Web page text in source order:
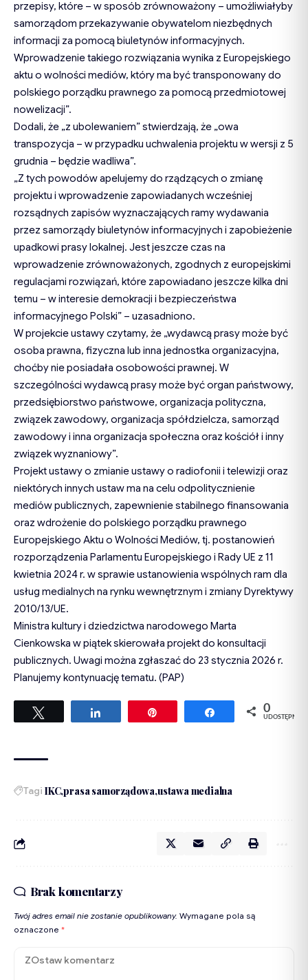
przepisy, które – w sposób zrównoważony – umożliwiałyby
samorządom przekazywanie obywatelom niezbędnych
informacji za pomocą biuletynów informacyjnych.
Wprowadzenie takiego rozwiązania wynika z Europejskiego
aktu o wolności mediów, który ma być transponowany do
polskiego porządku prawnego za pomocą przedmiotowej
nowelizacji”.
Dodali, że „z ubolewaniem” stwierdzają, że „owa
transpozycja – w przypadku uchwalenia projektu w wersji z 5
grudnia – będzie wadliwa”.
„Z tych powodów apelujemy do rządzących o zmianę
projektu i wprowadzenie zapowiadanych wcześniej
rozsądnych zapisów wyznaczających ramy wydawania
przez samorządy biuletynów informacyjnych i zapobieżenie
upadkowi prasy lokalnej. Jest jeszcze czas na
wprowadzenie zrównoważonych, zgodnych z europejskimi
regulacjami rozwiązań, które zapowiadano jeszcze kilka dni
temu – w interesie demokracji i bezpieczeństwa
informacyjnego Polski” – uzasadniono.
W projekcie ustawy czytamy, że „wydawcą prasy może być
osoba prawna, fizyczna lub inna jednostka organizacyjna,
choćby nie posiadała osobowości prawnej. W
szczególności wydawcą prasy może być organ państwowy,
przedsiębiorstwo państwowe, organizacja polityczna,
związek zawodowy, organizacja spółdzielcza, samorząd
zawodowy i inna organizacja społeczna oraz kościół i inny
związek wyznaniowy”.
Projekt ustawy o zmianie ustawy o radiofonii i telewizji oraz
niektórych innych ustaw ma na celu odpolitycznienie
mediów publicznych, zapewnienie stabilnego finansowania
oraz wdrożenie do polskiego porządku prawnego
Europejskiego Aktu o Wolności Mediów, tj. postanowień
rozporządzenia Parlamentu Europejskiego i Rady UE z 11
kwietnia 2024 r. w sprawie ustanowienia wspólnych ram dla
usług medialnych na rynku wewnętrznym i zmiany Dyrektywy
2010/13/UE.
Ministra kultury i dziedzictwa narodowego Marta
Cienkowska w piątek skierowała projekt do konsultacji
publicznych. Uwagi można zgłaszać do 23 stycznia 2026 r.
Planujemy kontynuację tematu. (PAP)
Udostępnij Udostępnij
0
UDOSTĘPNIEŃ
Tagi IKC prasa samorządowa ustawa medialna
Brak komentarzy
Twój adres email nie zostanie opublikowany. Wymagane pola są
oznaczone *